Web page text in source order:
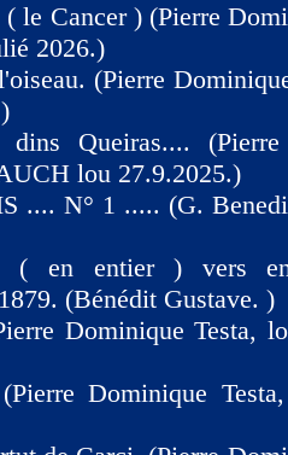
le Cancer ) (Pierre
2026.)
(Pierre
dins Queiras....
lou 27.9.2025.)
.... N° 1 ..... (G.
( en entier ) vers
(Bénédit Gustave. )
Dominique Testa,
Dominique